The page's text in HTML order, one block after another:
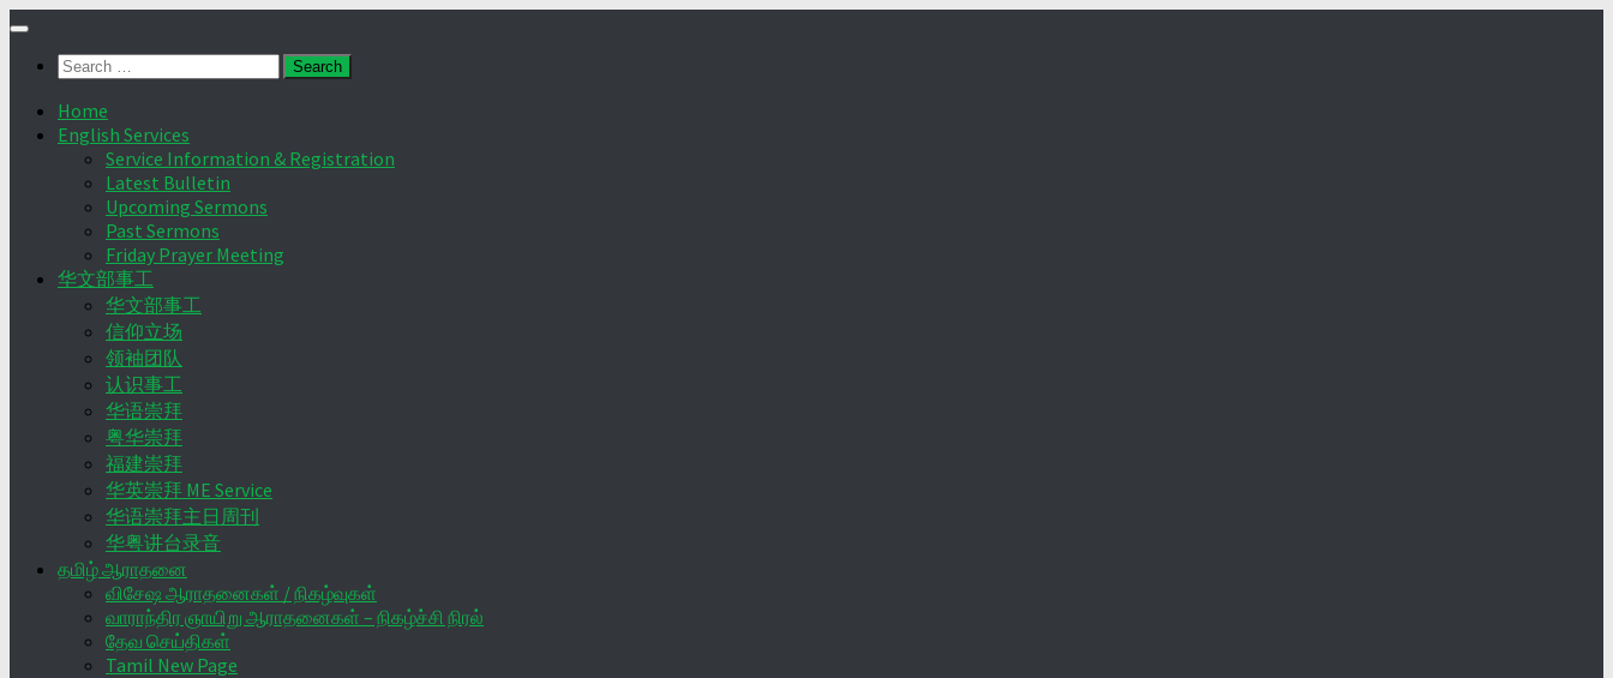
Skip
contentSearch
Home
English Services
Service Information & Registration
Latest Bulletin
Upcoming Sermons
Past Sermons
Friday Prayer Meeting
华文部事工
华文部事工
信仰立场
领袖团队
认识事工
华语崇拜
粤华崇拜
福建崇拜
华英崇拜 ME Service
华语崇拜主日周刊
华粤讲台录音
தமிழ் ஆராதனை
விசேஷ ஆராதனைகள் / நிகழ்வுகள்
வாராந்திர ஞாயிறு ஆராதனைகள் – நிகழ்ச்சி நிரல்
தேவ செய்திகள்
Tamil New Page